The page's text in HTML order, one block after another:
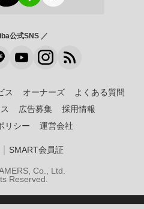
公式SNS ／
ス オーナーズ
よくある質問
広告募集
採用情報
リシー
運営会社
SMART会員証
Co., Ltd.
Reserved.